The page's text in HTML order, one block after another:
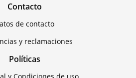
Contacto
de contacto
y reclamaciones
Políticas